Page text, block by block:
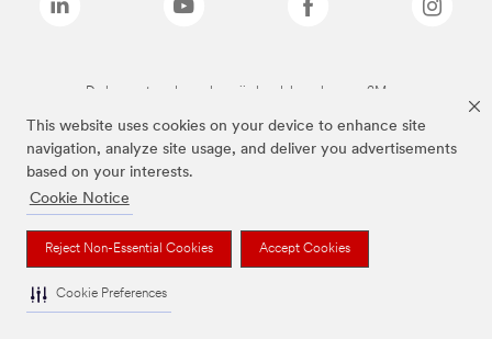
This website uses cookies on your device to enhance site
navigation, analyze site usage, and deliver you advertisements
based on your interests.
Cookie Notice
Reject Non-Essential Cookies Accept Cookies
Cookie Preferences
De bovenstaande merken zijn handelsmerken van 3M.we